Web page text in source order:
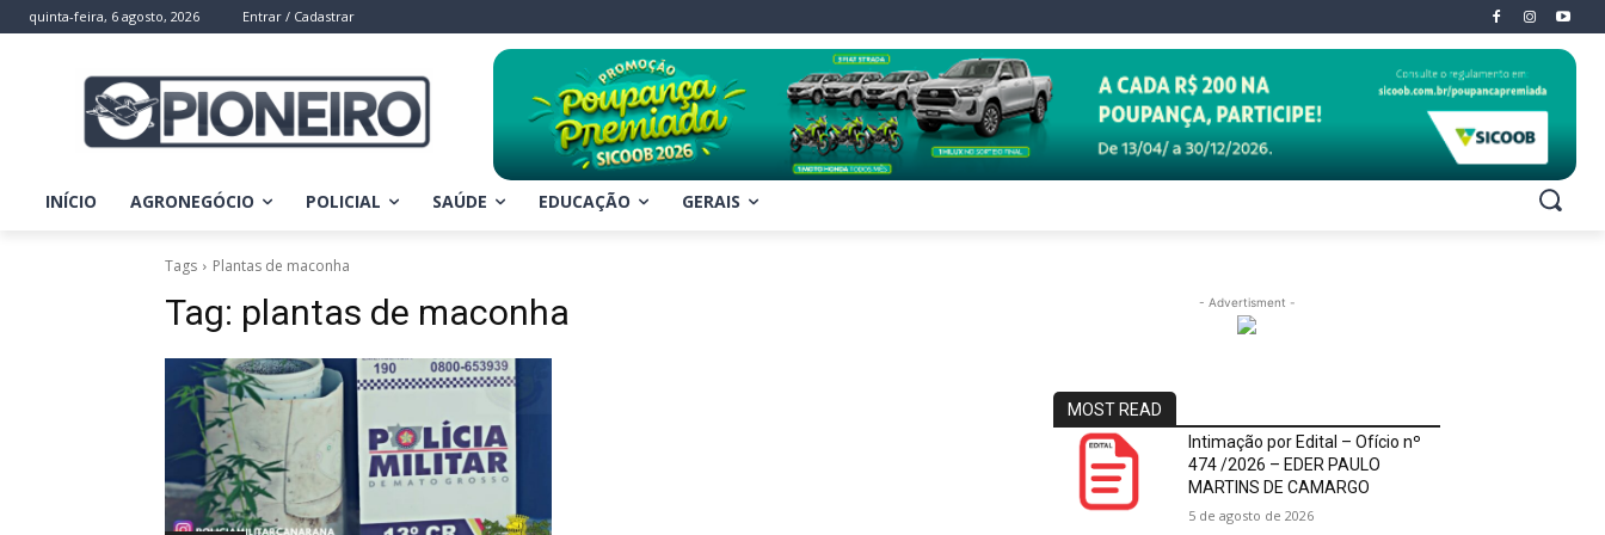
quinta-feira, 6 agosto, 2026 Entrar / Cadastrar
INÍCIO AGRONEGÓCIO POLICIAL SAÚDE EDUCAÇÃO GERAIS
Tags Plantas de maconha
Tag: plantas de maconha - Advertisment -
MOST READ
Intimação por Edital – Ofício nº
474 /2026 – EDER PAULO
MARTINS DE CAMARGO
5 de agosto de 2026